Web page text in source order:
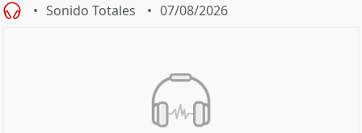
Sonido Totales 07/08/2026